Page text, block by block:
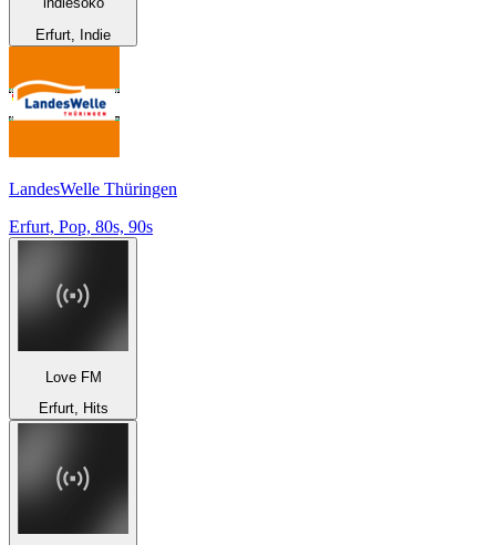
Erfurt, Indie
LandesWelle Thüringen
Erfurt, Pop, 80s, 90s
Love FM
Erfurt, Hits